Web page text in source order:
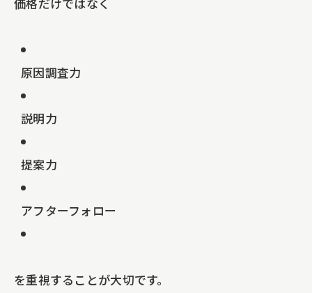
原因調査力
説明力
提案力
アフターフォロー
を重視することが大切です。